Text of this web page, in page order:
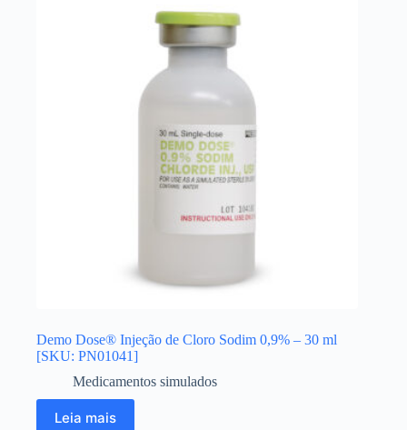
Demo Dose® Injeção de Cloro Sodim 0,9% – 30 ml
[SKU: PN01041]
Medicamentos simulados
Leia mais